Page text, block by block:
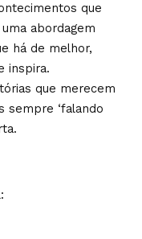
que
abordagem
há de melhor,
inspira.
que merecem
sempre ‘falando